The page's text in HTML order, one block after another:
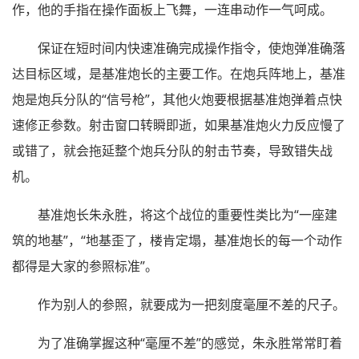
作，他的手指在操作面板上飞舞，一连串动作一气呵成。
保证在短时间内快速准确完成操作指令，使炮弹准确落
达目标区域，是基准炮长的主要工作。在炮兵阵地上，基准
炮是炮兵分队的“信号枪”，其他火炮要根据基准炮弹着点快
速修正参数。射击窗口转瞬即逝，如果基准炮火力反应慢了
或错了，就会拖延整个炮兵分队的射击节奏，导致错失战
机。
基准炮长朱永胜，将这个战位的重要性类比为“一座建
筑的地基”，“地基歪了，楼肯定塌，基准炮长的每一个动作
都得是大家的参照标准”。
作为别人的参照，就要成为一把刻度毫厘不差的尺子。
为了准确掌握这种“毫厘不差”的感觉，朱永胜常常盯着